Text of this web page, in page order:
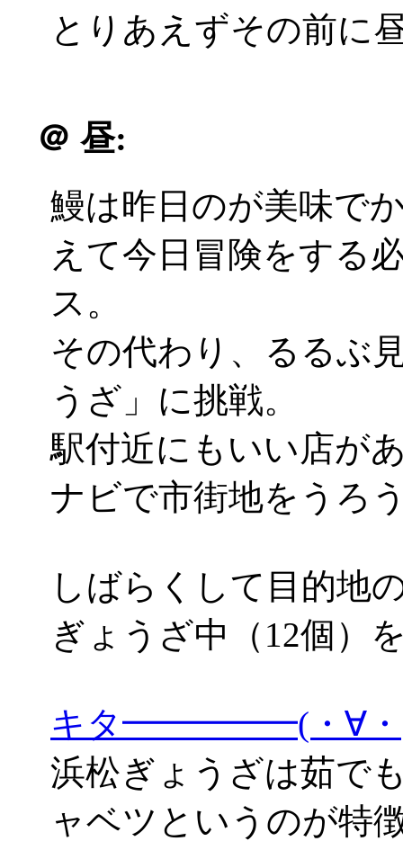
とりあえずその前に
＠ 昼:
鰻は昨日のが美味で
えて今日冒険をする
ス。
その代わり、るるぶ
うざ」に挑戦。
駅付近にもいい店が
ナビで市街地をうろ
しばらくして目的地
ぎょうざ中（12個）
キタ━━━━━(・∀
浜松ぎょうざは茹で
ャベツというのが特